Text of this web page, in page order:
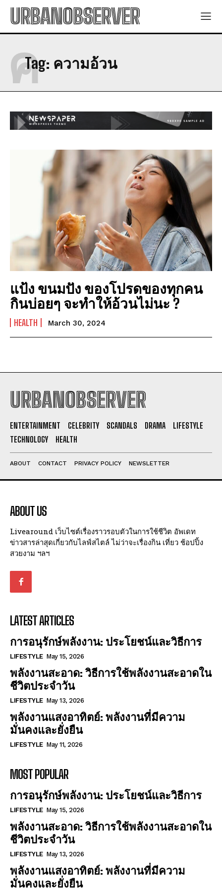
I've read and accept the
URBANOBSERVER
Tag: ความอ้วน
ค
แป้ง ขนมปัง ของโปรดของทุกคน
กินบ่อยๆ จะทำให้อ้วนไม่นะ ?
HEALTH March 30, 2024
URBANOBSERVER
ENTERTAINMENT CELEBRITY SCANDALS DRAMA
LIFESTYLE
TECHNOLOGY
HEALTH
ABOUT CONTACT PRIVACY POLICY NEWSLETTER
ABOUT US
Livearound เว็บไซต์เรื่องราวรอบตัวในการใช้ชีวิต อัพเดท
ข่าวสารล่าสุดเกี่ยวกับไลฟ์สไตล์ ไม่ว่าจะเรื่องกิน เที่ยว ช้อปปิ้ง
สวยงาม ฯลฯ
LATEST ARTICLES
การอนุรักษ์พลังงาน: ประโยชน์และวิธีการ
LIFESTYLE May 15, 2026
พลังงานสะอาด: วิธีการใช้พลังงานสะอาดใน
ชีวิตประจำวัน
LIFESTYLE May 13, 2026
พลังงานแสงอาทิตย์: พลังงานที่มีความ
มั่นคงและยั่งยืน
LIFESTYLE May 11, 2026
MOST POPULAR
การอนุรักษ์พลังงาน: ประโยชน์และวิธีการ
LIFESTYLE May 15, 2026
พลังงานสะอาด: วิธีการใช้พลังงานสะอาดใน
ชีวิตประจำวัน
LIFESTYLE May 13, 2026
พลังงานแสงอาทิตย์: พลังงานที่มีความ
มั่นคงและยั่งยืน